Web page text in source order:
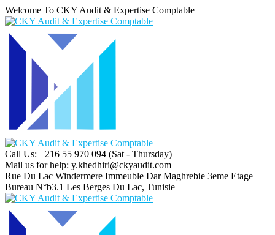
Welcome To CKY Audit & Expertise Comptable
Call Us: +216 55 970 094 (Sat - Thursday)
Mail us for help: y.khedhiri@ckyaudit.com
Rue Du Lac Windermere Immeuble Dar Maghrebie 3eme Etage
Bureau N°b3.1 Les Berges Du Lac, Tunisie